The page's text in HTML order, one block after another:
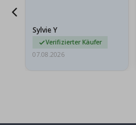
sie…
Sylvie Y
Verifizierter Käufer
07.08.2026